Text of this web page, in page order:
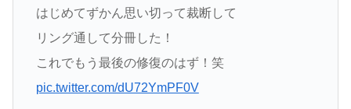
はじめてずかん思い切って裁断して
リング通して分冊した！
これでもう最後の修復のはず！笑
pic.twitter.com/dU72YmPF0V